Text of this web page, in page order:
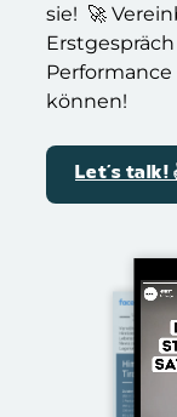
sie! 🚀
können!
Let´s talk!